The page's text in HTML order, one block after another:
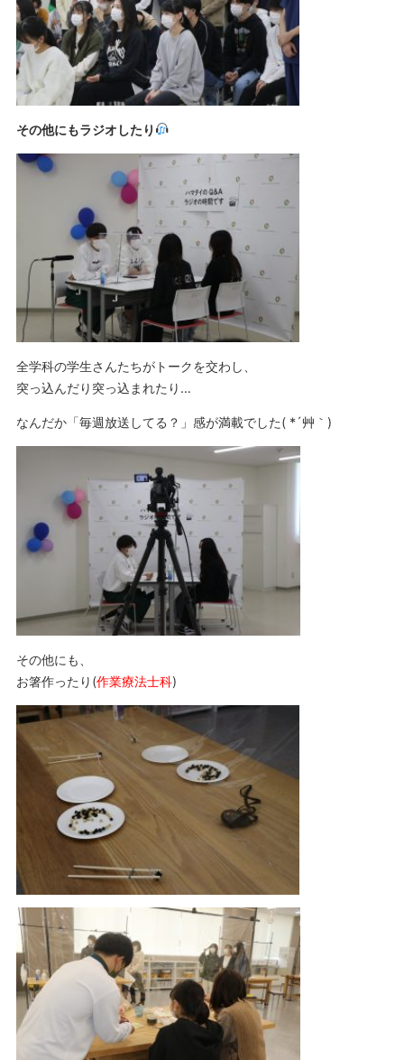
その他にもラジオしたり
全学科の学生さんたちがトークを交わし、
突っ込んだり突っ込まれたり…
なんだか「毎週放送してる？」感が満載でした( *´艸｀)
その他にも、
お箸作ったり(作業療法士科)